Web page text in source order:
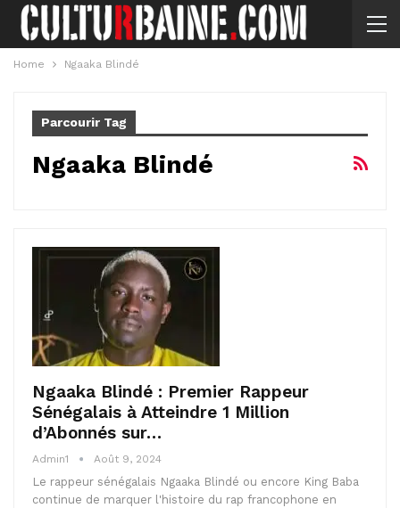
Home Ngaaka Blindé
Parcourir Tag
Ngaaka Blindé
Ngaaka Blindé : Premier Rappeur
Sénégalais à Atteindre 1 Million
d’Abonnés sur…
Admin1 Août 9, 2024
Le rappeur sénégalais Ngaaka Blindé ou encore King Baba
continue de marquer l'histoire du rap francophone en